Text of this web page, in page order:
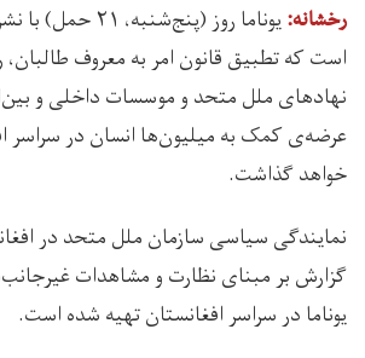
رخشانه:
یوناما روز
است که تطبیق قانون امر به معروف طالبان،
نهاد‌های ملل متحد و موسسات داخلی و
عرضه‌ی کمک به میلیون‌ها انسان در سراسر
خواهد گذاشت.
نمایندگی سیاسی سازمان ملل متحد در
گزارش بر مبنای نظارت و مشاهدات
یوناما در سراسر افغانستان تهیه شده است.